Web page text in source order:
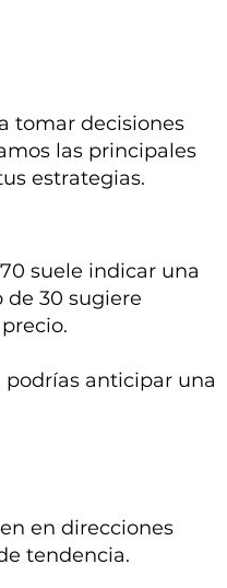
tomar decisiones
las principales
estrategias.
suele indicar una
de 30 sugiere
podrías anticipar una
en direcciones
tendencia.